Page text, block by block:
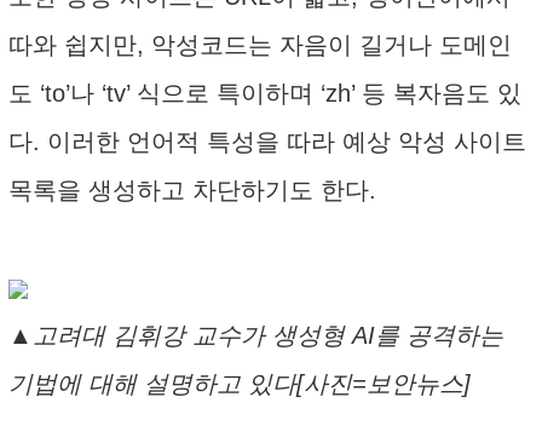
따와 쉽지만, 악성코드는 자음이 길거나 도메인
도 ‘to’나 ‘tv’ 식으로 특이하며 ‘zh’ 등 복자음도 있
다. 이러한 언어적 특성을 따라 예상 악성 사이트
목록을 생성하고 차단하기도 한다.
▲고려대 김휘강 교수가 생성형 AI를 공격하는
기법에 대해 설명하고 있다[사진=보안뉴스]